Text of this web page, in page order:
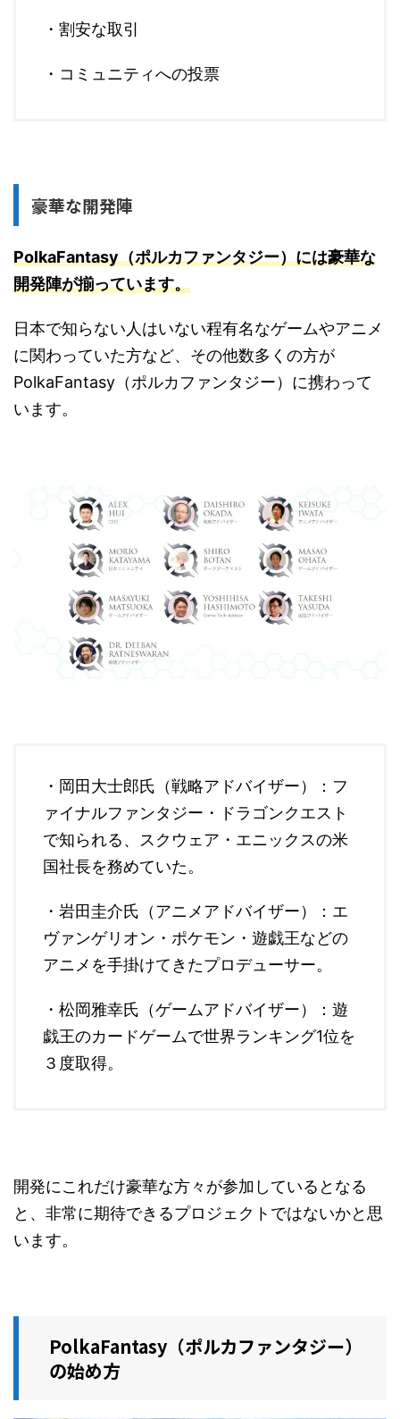
・割安な取引
・コミュニティへの投票
豪華な開発陣
PolkaFantasy（ポルカファンタジー）には豪華な
開発陣が揃っています。
日本で知らない人はいない程有名なゲームやアニメ
に関わっていた方など、その他数多くの方が
PolkaFantasy（ポルカファンタジー）に携わって
います。
・岡田大士郎氏（戦略アドバイザー）：フ
ァイナルファンタジー・ドラゴンクエスト
で知られる、スクウェア・エニックスの米
国社長を務めていた。
・岩田圭介氏（アニメアドバイザー）：エ
ヴァンゲリオン・ポケモン・遊戯王などの
アニメを手掛けてきたプロデューサー。
・松岡雅幸氏（ゲームアドバイザー）：遊
戯王のカードゲームで世界ランキング1位を
３度取得。
開発にこれだけ豪華な方々が参加しているとなる
と、非常に期待できるプロジェクトではないかと思
います。
PolkaFantasy（ポルカファンタジー）
の始め方